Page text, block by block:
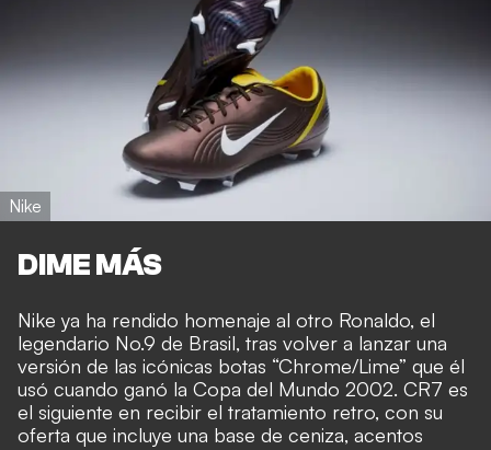
Nike
DIME MÁS
Nike ya ha rendido homenaje al otro Ronaldo, el
legendario No.9 de Brasil, tras volver a lanzar una
versión de las icónicas botas “Chrome/Lime” que él
usó cuando ganó la Copa del Mundo 2002. CR7 es
el siguiente en recibir el tratamiento retro, con su
oferta que incluye una base de ceniza, acentos